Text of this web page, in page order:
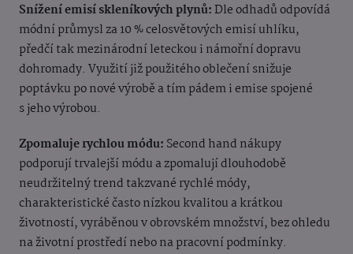
Snížení emisí skleníkových plynů:Dle odhadů odpovídá
módní průmysl za 10 % celosvětových emisí uhlíku,
předčí tak mezinárodní leteckou i námořní dopravu
dohromady. Využití již použitého oblečení snižuje
poptávku po nové výrobě a tím pádem i emise spojené
s jeho výrobou.
Zpomaluje rychlou módu: Second hand nákupy
podporují trvalejší módu a zpomalují dlouhodobě
neudržitelný trend takzvané rychlé módy,
charakteristické často nízkou kvalitou a krátkou
životností, vyráběnou v obrovském množství, bez ohledu
na životní prostředí nebo na pracovní podmínky.